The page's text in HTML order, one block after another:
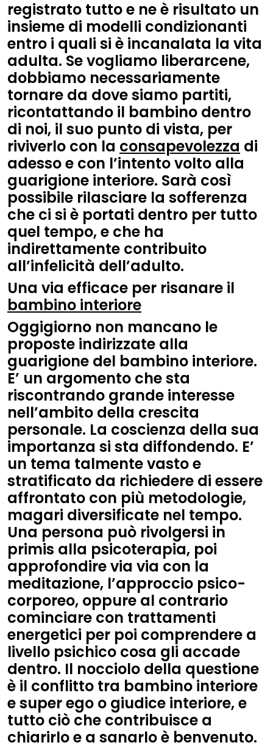
registrato tutto e ne è risultato un
insieme di modelli condizionanti
entro i quali si è incanalata la vita
adulta. Se vogliamo liberarcene,
dobbiamo necessariamente
tornare da dove siamo partiti,
ricontattando il bambino dentro
di noi, il suo punto di vista, per
riviverlo con la consapevolezza di
adesso e con l’intento volto alla
guarigione interiore. Sarà così
possibile rilasciare la sofferenza
che ci si è portati dentro per tutto
quel tempo, e che ha
indirettamente contribuito
all’infelicità dell’adulto.
Una via efficace per risanare il
bambino interiore
Oggigiorno non mancano le
proposte indirizzate alla
guarigione del bambino interiore.
E’ un argomento che sta
riscontrando grande interesse
nell’ambito della crescita
personale. La coscienza della sua
importanza si sta diffondendo. E’
un tema talmente vasto e
stratificato da richiedere di essere
affrontato con più metodologie,
magari diversificate nel tempo.
Una persona può rivolgersi in
primis alla psicoterapia, poi
approfondire via via con la
meditazione, l’approccio psico-
corporeo, oppure al contrario
cominciare con trattamenti
energetici per poi comprendere a
livello psichico cosa gli accade
dentro. Il nocciolo della questione
è il conflitto tra bambino interiore
e super ego o giudice interiore, e
tutto ciò che contribuisce a
chiarirlo e a sanarlo è benvenuto.